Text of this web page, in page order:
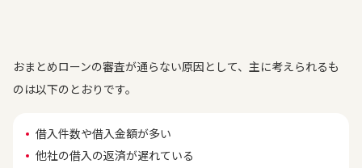
おまとめローンの審査が通らない原因として、主に考えられるも
のは以下のとおりです。
借入件数や借入金額が多い
他社の借入の返済が遅れている